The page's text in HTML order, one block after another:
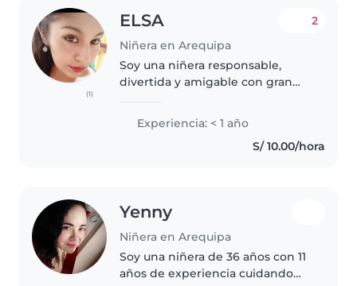
(1)
ELSA
Niñera en Arequipa
2
Soy una niñera responsable,
divertida y amigable con gran
Disfruto leyendo cuentos,
haciendo manualidades y
ayudando con las tareas. Tengo
Experiencia: < 1 año
S/ 10.00/hora
Yenny
Niñera en Arequipa
Soy una niñera de 36 años con 11
años de experiencia cuidando